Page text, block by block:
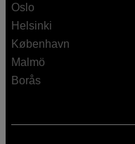
Oslo
Helsinki
København
Malmö
Borås